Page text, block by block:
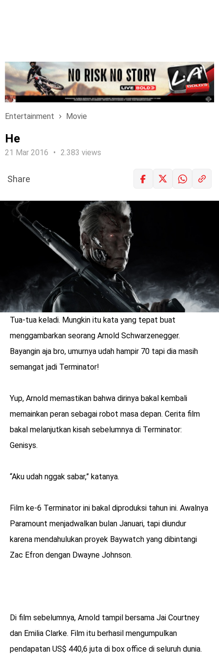
Entertainment Movie
He
21 Mar 2016 2.383 views
menarik
LOGIN
Share
Tua-tua keladi. Mungkin itu kata yang tepat buat
menggambarkan seorang Arnold Schwarzenegger.
Bayangin aja bro, umurnya udah hampir 70 tapi dia masih
semangat jadi Terminator!
Yup, Arnold memastikan bahwa dirinya bakal kembali
memainkan peran sebagai robot masa depan. Cerita film
bakal melanjutkan kisah sebelumnya di Terminator:
Genisys.
“Aku udah nggak sabar,” katanya.
Film ke-6 Terminator ini bakal diproduksi tahun ini. Awalnya
Paramount menjadwalkan bulan Januari, tapi diundur
karena mendahulukan proyek Baywatch yang dibintangi
Zac Efron dengan Dwayne Johnson.
Di film sebelumnya, Arnold tampil bersama Jai Courtney
dan Emilia Clarke. Film itu berhasil mengumpulkan
pendapatan US$ 440,6 juta di box office di seluruh dunia.